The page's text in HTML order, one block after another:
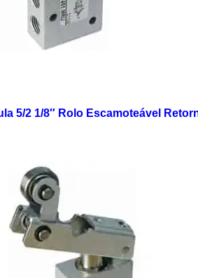
5/2 1/8″ Rolo Escamoteável